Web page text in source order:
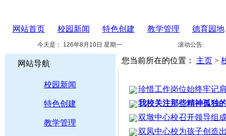
网站首页 校园新闻 特色创建 教学管理 德育园地
今天是： 126年8月10日 星期一 滚动公告:
网站导航
校园新闻
特色创建
教学管理
您当前所在的位置： 主页 >
珍惜工作岗位始终牢记
我校关注那些精神孤独
双墩中心校召开领导组
双凤中心校为孩子创造